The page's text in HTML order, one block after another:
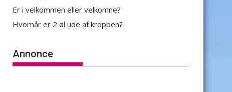
Er i velkommen eller velkomne?
Hvornår er 2 øl ude af kroppen?
Annonce